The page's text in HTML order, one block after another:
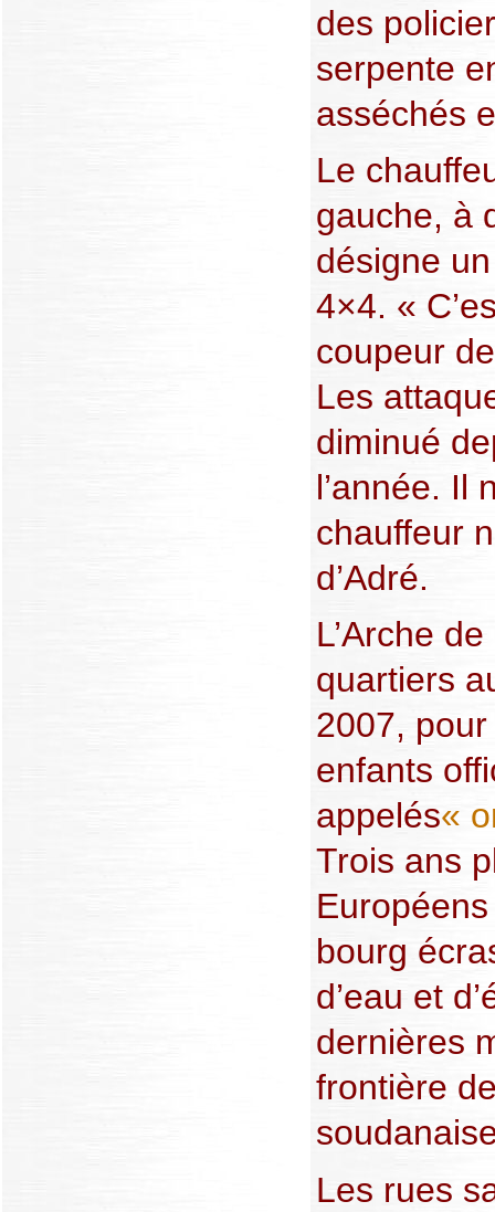
des
serpente
asséchés
Le
gauche, à
désigne
4×4. «
coupeur
Les
diminué
l’année. Il
chauffeur
d’Adré.
L’Arche
quartiers
2007,
enfants
appelés«
Trois ans
bourg
d’eau et
dernières
frontière
Les rues